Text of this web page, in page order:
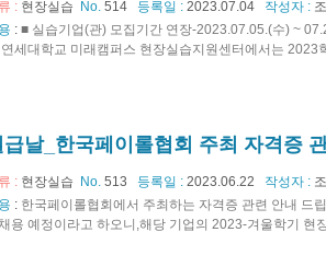
: 현장실습 No. 514 등록일 : 2023.07.04 작성자 :
: ■ 실습기업(관) 모집기간 연장-2023.07.05.(수) ~
연세대학교 미래캠퍼스 현장실습지원센터에서는 2023
급날_한국페이롤협회 주최 자격증
: 현장실습 No. 513 등록일 : 2023.06.22 작성자 :
: 한국페이롤협회에서 주최하는 자격증 관련 안내 드
용 예정이라고 하오니,해당 기업의 2023-겨울학기 현